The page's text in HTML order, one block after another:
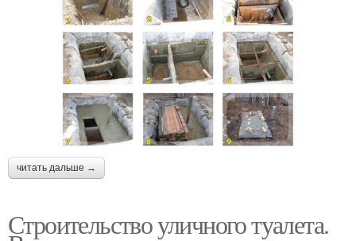
читать дальше →
Строительство уличного туалета.